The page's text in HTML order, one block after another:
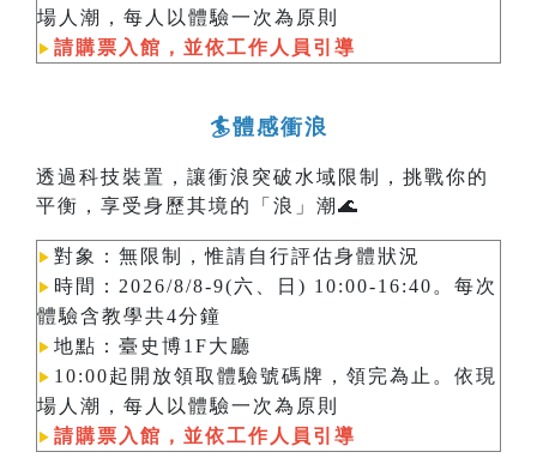
場人潮，每人以體驗一次為原則​​​​​​
▶︎ 請購票入館，並依工作人員引導
🏄體感衝浪
透過科技裝置，讓衝浪突破水域限制，挑戰你的
平衡，享受身歷其境的「浪」潮🌊
▶︎ 對象：無限制，惟請自行評估身體狀況
▶︎ 時間：2026/8/8-9(六、日) 10:00-16:40。每次
體驗含教學共4分鐘
▶︎ 地點：臺史博1F大廳
▶︎ 10:00起開放領取體驗號碼牌，領完為止。依現
場人潮，每人以體驗一次為原則​​​​​​
▶︎ 請購票入館，並依工作人員引導